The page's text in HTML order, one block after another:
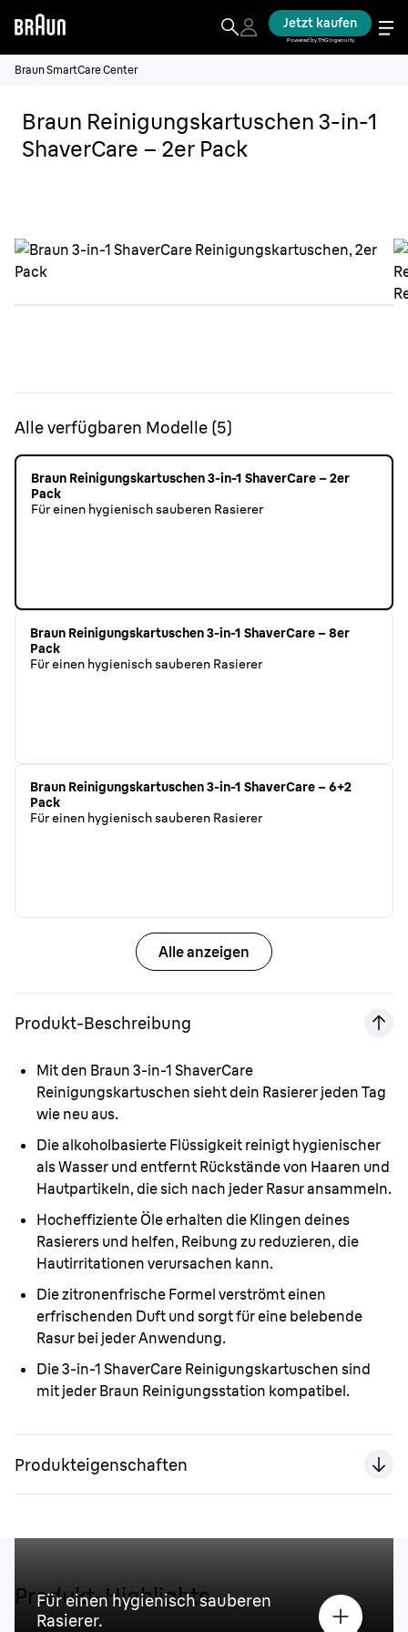
Jetzt kaufen
Powered by THG Ingenuity
Braun SmartCare Center
Braun Reinigungskartuschen 3-in-1
ShaverCare – 2er Pack
Alle verfügbaren Modelle (5)
Braun Reinigungskartuschen 3-in-1 ShaverCare – 2er
Pack
Für einen hygienisch sauberen Rasierer
Braun Reinigungskartuschen 3-in-1 ShaverCare – 8er
Pack
Für einen hygienisch sauberen Rasierer
Braun Reinigungskartuschen 3-in-1 ShaverCare – 6+2
Pack
Für einen hygienisch sauberen Rasierer
Alle anzeigen
Produkt-Beschreibung
Mit den Braun 3-in-1 ShaverCare
Reinigungskartuschen sieht dein Rasierer jeden Tag
wie neu aus.
Die alkoholbasierte Flüssigkeit reinigt hygienischer
als Wasser und entfernt Rückstände von Haaren und
Hautpartikeln, die sich nach jeder Rasur ansammeln.
Hocheffiziente Öle erhalten die Klingen deines
Rasierers und helfen, Reibung zu reduzieren, die
Hautirritationen verursachen kann.
Die zitronenfrische Formel verströmt einen
erfrischenden Duft und sorgt für eine belebende
Rasur bei jeder Anwendung.
Die 3-in-1 ShaverCare Reinigungskartuschen sind
mit jeder Braun Reinigungsstation kompatibel.
Produkteigenschaften
Produkt-Highlights
Für einen hygienisch sauberen
Rasierer.